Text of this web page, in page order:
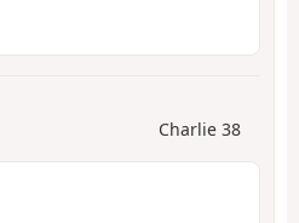
Charlie 38